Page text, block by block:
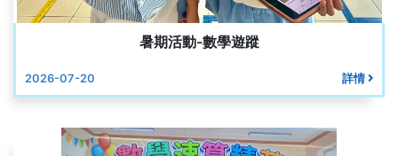
暑期活動-數學遊蹤
2026-07-20 詳情